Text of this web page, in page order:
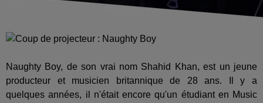
Naughty Boy, de son vrai nom Shahid Khan, est un jeune
producteur et musicien britannique de 28 ans. Il y a
quelques années, il n'était encore qu'un étudiant en Music